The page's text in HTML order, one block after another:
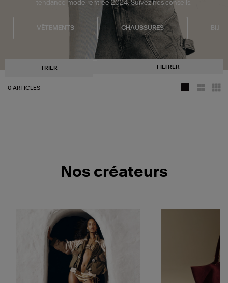
tendance mode rentrée 2024. Suivez nos conseils.
VÊTEMENTS CHAUSSURES
TRIER FILTRER
0 ARTICLES
Nos créateurs